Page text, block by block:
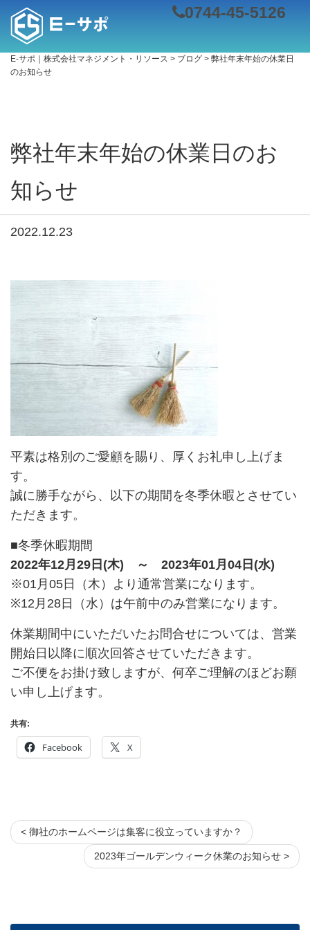
0744-45-5126
E-サポ｜株式会社マネジメント・リソース > ブログ > 弊社年末年始の休業日
のお知らせ
弊社年末年始の休業日のお
知らせ
2022.12.23
平素は格別のご愛顧を賜り、厚くお礼申し上げま
す。
誠に勝手ながら、以下の期間を冬季休暇とさせてい
ただきます。
■冬季休暇期間
2022年12月29日(木) ～ 2023年01月04日(水)
※01月05日（木）より通常営業になります。
※12月28日（水）は午前中のみ営業になります。
休業期間中にいただいたお問合せについては、営業
開始日以降に順次回答させていただきます。
ご不便をお掛け致しますが、何卒ご理解のほどお願
い申し上げます。
共有:
Facebook X
< 御社のホームページは集客に役立っていますか？
2023年ゴールデンウィーク休業のお知らせ >